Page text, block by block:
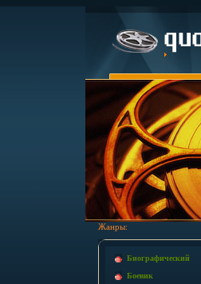
Жанры:
Биографический
Боевик